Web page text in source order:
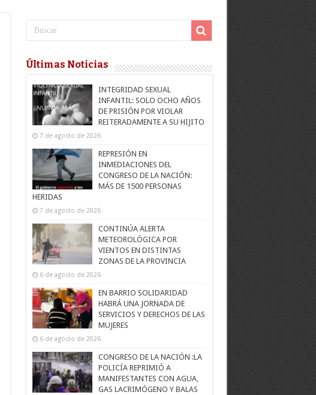
Últimas Noticias
INTEGRIDAD SEXUAL
INFANTIL: SOLO OCHO AÑOS
DE PRISIÓN POR VIOLAR
REITERADAMENTE A SU HIJITO
7 de agosto de 2026
REPRESIÓN EN
INMEDIACIONES DEL
CONGRESO DE LA NACIÓN:
MÁS DE 1500 PERSONAS
HERIDAS
7 de agosto de 2026
CONTINÚA ALERTA
METEOROLÓGICA POR
VIENTOS EN DISTINTAS
ZONAS DE LA PROVINCIA
6 de agosto de 2026
EN BARRIO SOLIDARIDAD
HABRÁ UNA JORNADA DE
SERVICIOS Y DERECHOS DE LAS
MUJERES
6 de agosto de 2026
CONGRESO DE LA NACIÓN :LA
POLICÍA REPRIMIÓ A
MANIFESTANTES CON AGUA,
GAS LACRIMÓGENO Y BALAS